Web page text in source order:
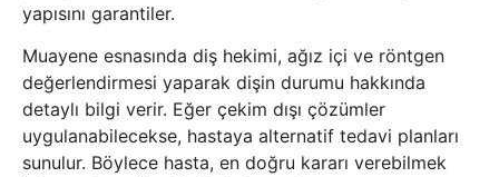
yapısını garantiler.
Muayene esnasında diş hekimi, ağız içi ve röntgen
değerlendirmesi yaparak dişin durumu hakkında
detaylı bilgi verir. Eğer çekim dışı çözümler
uygulanabilecekse, hastaya alternatif tedavi planları
sunulur. Böylece hasta, en doğru kararı verebilmek